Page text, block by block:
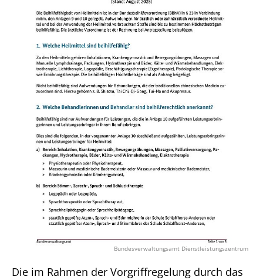
Bundesverwaltungsamt Dienstleistungszentrum
Die im Rahmen der Vorgriffregelung durch das